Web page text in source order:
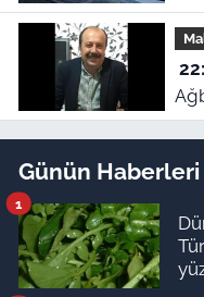
Günün Haberleri
1